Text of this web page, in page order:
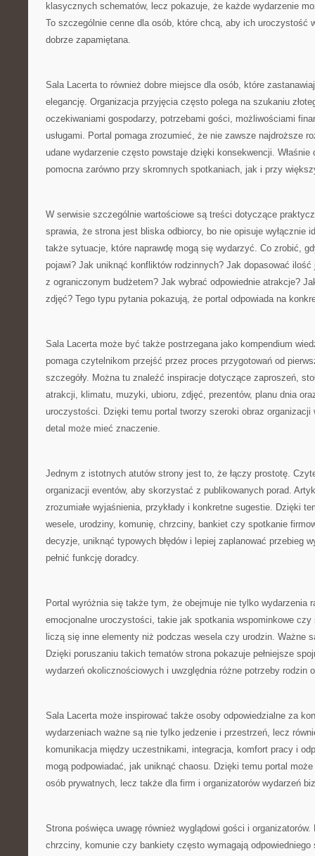
klasycznych schematów, lecz pokazuje, że każde wydarzenie
To szczególnie cenne dla osób, które chcą, aby ich uroczystość
dobrze zapamiętana.
Sala Lacerta to również dobre miejsce dla osób, które
elegancję. Organizacja przyjęcia często polega na szukaniu
oczekiwaniami gospodarzy, potrzebami gości, możliwościami
usługami. Portal pomaga zrozumieć, że nie zawsze najdroższe
udane wydarzenie często powstaje dzięki konsekwencji.
pomocna zarówno przy skromnych spotkaniach, jak i przy
W serwisie szczególnie wartościowe są treści dotyczące
sprawia, że strona jest bliska odbiorcy, bo nie opisuje wyłącznie
także sytuacje, które naprawdę mogą się wydarzyć. Co zrobić,
pojawi? Jak uniknąć konfliktów rodzinnych? Jak dopasować
z ograniczonym budżetem? Jak wybrać odpowiednie atrakcje?
zdjęć? Tego typu pytania pokazują, że portal odpowiada na
Sala Lacerta może być także postrzegana jako kompendium
pomaga czytelnikom przejść przez proces przygotowań od
szczegóły. Można tu znaleźć inspiracje dotyczące zaproszeń,
atrakcji, klimatu, muzyki, ubioru, zdjęć, prezentów, planu dnia
uroczystości. Dzięki temu portal tworzy szeroki obraz
detal może mieć znaczenie.
Jednym z istotnych atutów strony jest to, że łączy prostotę.
organizacji eventów, aby skorzystać z publikowanych porad.
zrozumiałe wyjaśnienia, przykłady i konkretne sugestie. Dzięki
wesele, urodziny, komunię, chrzciny, bankiet czy spotkanie
decyzje, uniknąć typowych błędów i lepiej zaplanować przebieg
pełnić funkcję doradcy.
Portal wyróżnia się także tym, że obejmuje nie tylko wydarzenia
emocjonalne uroczystości, takie jak spotkania wspominkowe
liczą się inne elementy niż podczas wesela czy urodzin. Ważne
Dzięki poruszaniu takich tematów strona pokazuje pełniejsze
wydarzeń okolicznościowych i uwzględnia różne potrzeby rodzin
Sala Lacerta może inspirować także osoby odpowiedzialne za
wydarzeniach ważne są nie tylko jedzenie i przestrzeń, lecz
komunikacja między uczestnikami, integracja, komfort pracy i
mogą podpowiadać, jak uniknąć chaosu. Dzięki temu portal
osób prywatnych, lecz także dla firm i organizatorów wydarzeń
Strona poświęca uwagę również wyglądowi gości i
chrzciny, komunie czy bankiety często wymagają